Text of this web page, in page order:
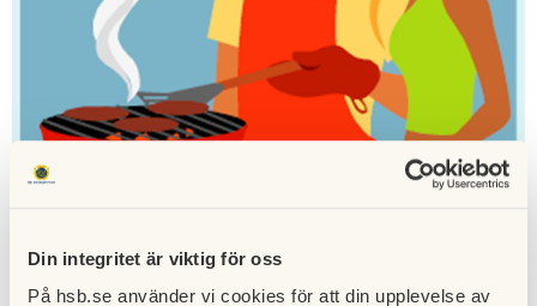
Din integritet är viktig för oss
På hsb.se använder vi cookies för att din upplevelse av